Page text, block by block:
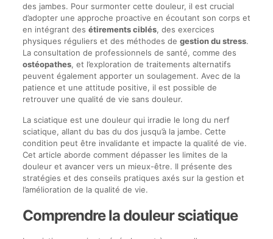
des jambes. Pour surmonter cette douleur, il est crucial
d’adopter une approche proactive en écoutant son corps et
en intégrant des étirements ciblés, des exercices
physiques réguliers et des méthodes de gestion du stress.
La consultation de professionnels de santé, comme des
ostéopathes, et l’exploration de traitements alternatifs
peuvent également apporter un soulagement. Avec de la
patience et une attitude positive, il est possible de
retrouver une qualité de vie sans douleur.
La sciatique est une douleur qui irradie le long du nerf
sciatique, allant du bas du dos jusqu’à la jambe. Cette
condition peut être invalidante et impacte la qualité de vie.
Cet article aborde comment dépasser les limites de la
douleur et avancer vers un mieux-être. Il présente des
stratégies et des conseils pratiques axés sur la gestion et
l’amélioration de la qualité de vie.
Comprendre la douleur sciatique